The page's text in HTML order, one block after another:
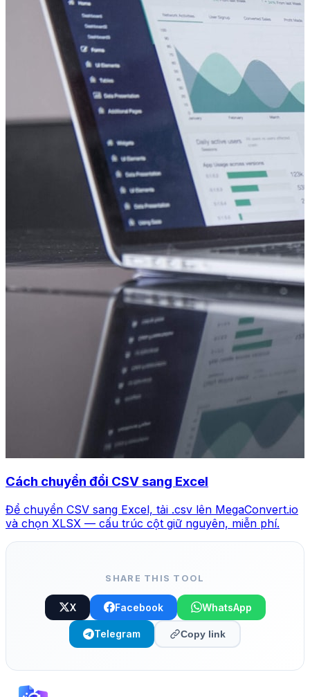
Cách chuyển đổi CSV sang Excel
Để chuyển CSV sang Excel, tải .csv lên MegaConvert.io
và chọn XLSX — cấu trúc cột giữ nguyên, miễn phí.
SHARE THIS TOOL
X Facebook WhatsApp
Telegram Copy link